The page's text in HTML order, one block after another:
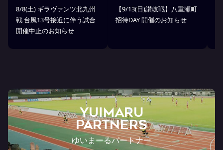
8/8(土) ギラヴァンツ北九州
戦 台風13号接近に伴う試合
開催中止のお知らせ
【9/13(日)讃岐戦】八重瀬町
招待DAY 開催のお知らせ
YUIMARU
Partners
ゆいまーるパートナー